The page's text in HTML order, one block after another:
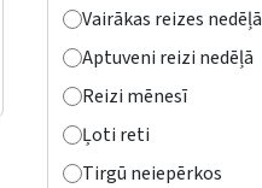
Vairākas reizes nedēļā
Aptuveni reizi nedēļā
Reizi mēnesī
Ļoti reti
Tirgū neiepērkos